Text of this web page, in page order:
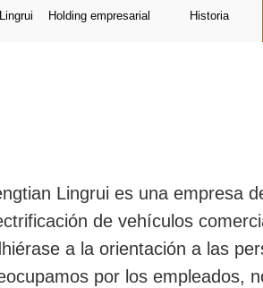
Holding empresarial Historia
Lingrui es una empresa
de vehículos
a la orientación a las
por los empleados,